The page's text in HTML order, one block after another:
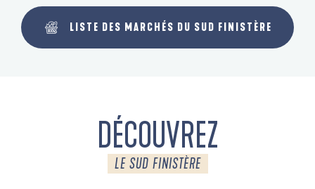
LISTE DES MARCHÉS DU SUD FINISTÈRE
DÉCOUVREZ
LE SUD FINISTÈRE